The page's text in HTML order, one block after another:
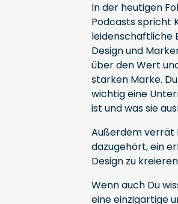
In der heutigen
Podcasts spricht
leidenschaftliche
Design und
über den Wert
starken Marke.
wichtig eine
ist und was sie
Außerdem verrät
dazugehört, ein
Design zu
Wenn auch Du
eine einzigartige